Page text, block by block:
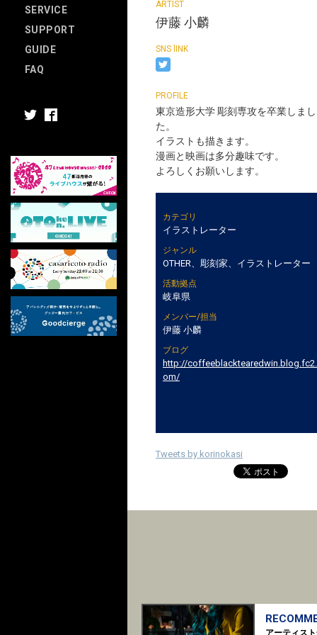
SERVICE
SUPPORT
GUIDE
FAQ
伊藤 小麟
東京造形大学 彫刻専攻を卒業しまし
た。
イラストも描きます。
漫画と映画は多分趣味です。
よろしくお願いします。
カテゴリ
イラストレーター
ジャンル
OTHER、彫刻家、イラストレーター
活動拠点
岐阜県
メンバー/担当
伊藤 小麟
ブログ
http://
om/
Tweets by korinokasi
アーティス